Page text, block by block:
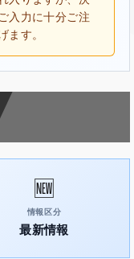
入力に十分ご注
ます。
🆕
情報区分
最新情報